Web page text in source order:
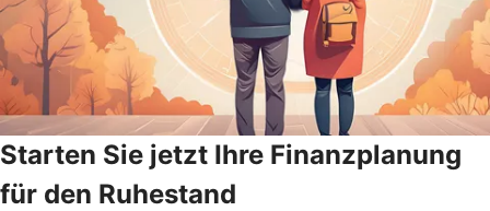
Starten Sie jetzt Ihre Finanzplanung
für den Ruhestand